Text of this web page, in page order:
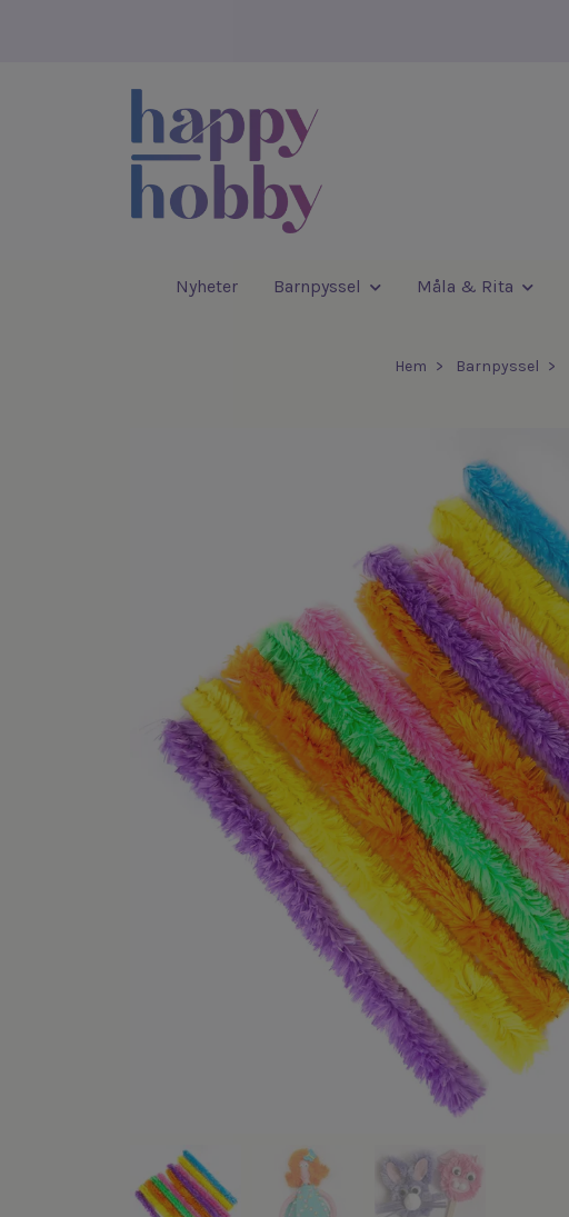
Nyheter Barnpyssel Måla & Rita
Hem Barnpyssel